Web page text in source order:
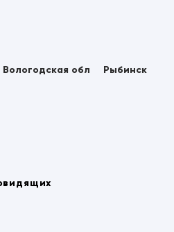
Вологодская обл Рыбинск